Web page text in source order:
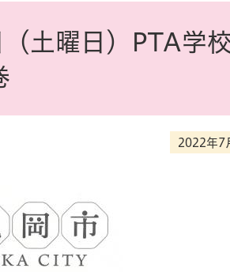
土曜日）PTA学
2022年7